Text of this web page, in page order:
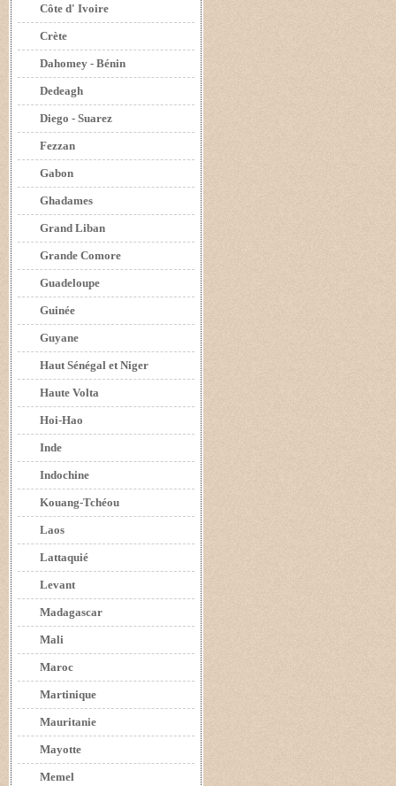
Côte d' Ivoire
Crète
Dahomey - Bénin
Dedeagh
Diego - Suarez
Fezzan
Gabon
Ghadames
Grand Liban
Grande Comore
Guadeloupe
Guinée
Guyane
Haut Sénégal et Niger
Haute Volta
Hoi-Hao
Inde
Indochine
Kouang-Tchéou
Laos
Lattaquié
Levant
Madagascar
Mali
Maroc
Martinique
Mauritanie
Mayotte
Memel